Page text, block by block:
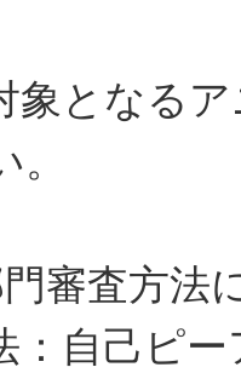
となるア
審査方法
：自己ピ